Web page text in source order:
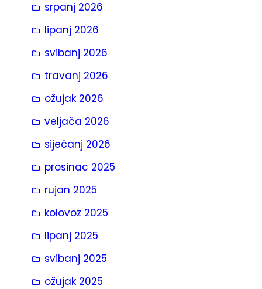
a
srpanj 2026
lipanj 2026
svibanj 2026
travanj 2026
ožujak 2026
veljača 2026
siječanj 2026
prosinac 2025
rujan 2025
kolovoz 2025
lipanj 2025
svibanj 2025
ožujak 2025